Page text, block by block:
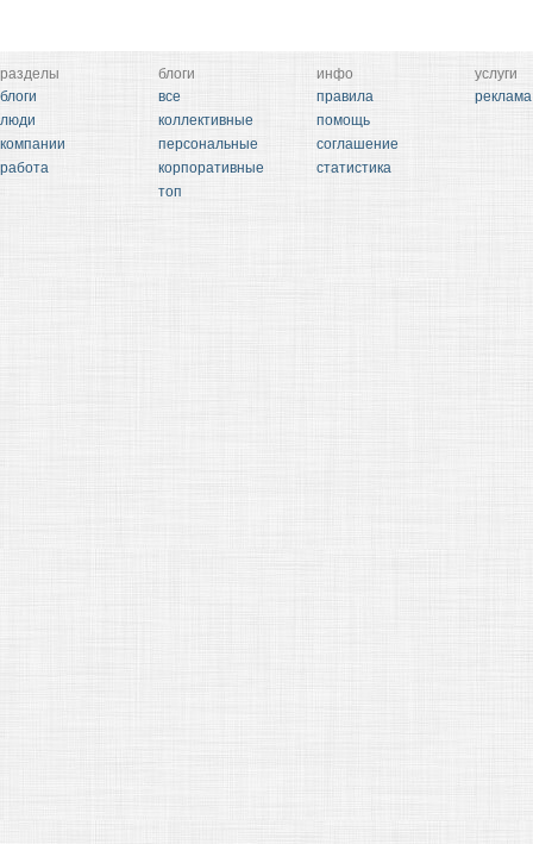
разделы
блоги
люди
компании
работа
блоги
все
коллективные
персональные
корпоративные
топ
инфо
правила
помощь
соглашение
статистика
услуги
реклама